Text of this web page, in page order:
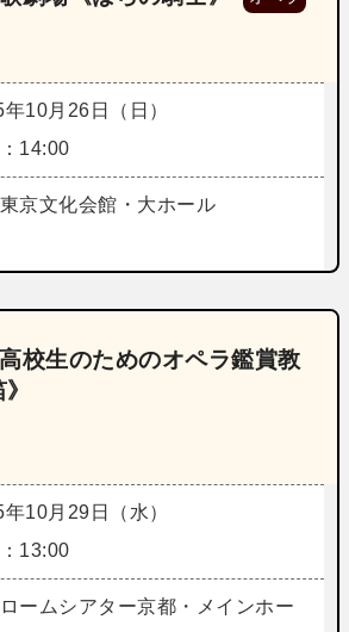
10月26日（日）
14:00
東京文化会館・大ホール
校生のためのオペラ鑑賞教
10月29日（水）
13:00
ロームシアター京都・メインホー